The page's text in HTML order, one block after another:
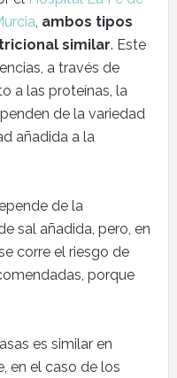
, ambos tipos
similar. Este
a través de
a las proteínas, la
de la variedad
añadida a la
de la
sal añadida, pero, en
corre el riesgo de
porque
es similar en
en el caso de los